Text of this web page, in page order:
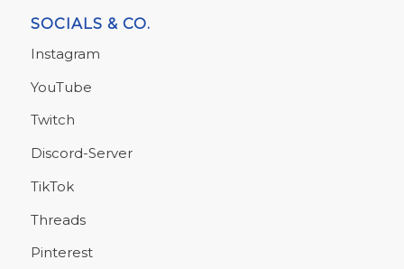
SOCIALS & CO.
Instagram
YouTube
Twitch
Discord-Server
TikTok
Threads
Pinterest